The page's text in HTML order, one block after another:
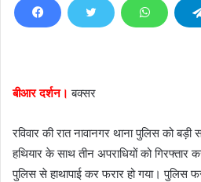
d
i
l
बीआर दर्शन। बक्सर
रविवार की रात नावानगर थाना पुलिस को
हथियार के साथ तीन अपराधियों को गिरफ्तार
पुलिस से हाथापाई कर फरार हो गया। पुलिस